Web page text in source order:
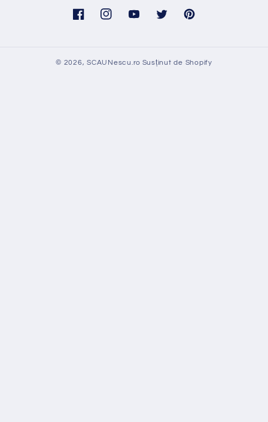
FacebookInstagramYouTubeTwitter Pinterest
© 2026,SCAUNescu.ro Susținut de Shopify